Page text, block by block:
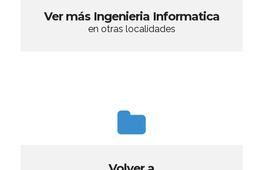
Ver más Ingenieria Informatica
en otras localidades